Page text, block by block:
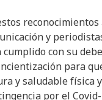
y
cumplido con su
para
y saludable física
por el